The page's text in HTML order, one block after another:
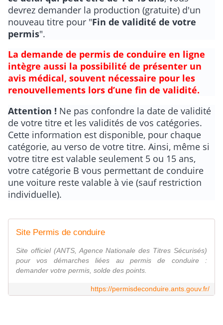
devrez demander la production (gratuite) d'un
nouveau titre pour "Fin de validité de votre
permis".
La demande de permis de conduire en ligne
intègre aussi la possibilité de présenter un
avis médical, souvent nécessaire pour les
renouvellements lors d’une fin de validité.
Attention ! Ne pas confondre la date de validité
de votre titre et les validités de vos catégories.
Cette information est disponible, pour chaque
catégorie, au verso de votre titre. Ainsi, même si
votre titre est valable seulement 5 ou 15 ans,
votre catégorie B vous permettant de conduire
une voiture reste valable à vie (sauf restriction
individuelle).
Site Permis de conduire
Site officiel (ANTS, Agence Nationale des Titres Sécurisés)
pour vos démarches liées au permis de conduire :
demander votre permis, solde des points.
https://permisdeconduire.ants.gouv.fr/